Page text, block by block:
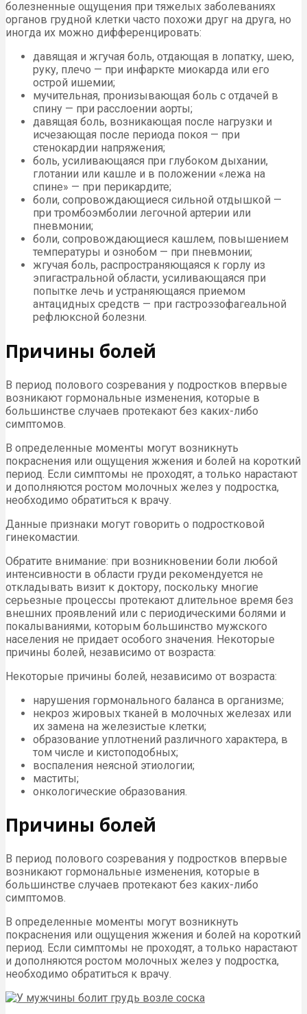
болезненные ощущения при тяжелых заболеваниях
органов грудной клетки часто похожи друг на друга, но
иногда их можно дифференцировать:
давящая и жгучая боль, отдающая в лопатку, шею,
руку, плечо — при инфаркте миокарда или его
острой ишемии;
мучительная, пронизывающая боль с отдачей в
спину — при расслоении аорты;
давящая боль, возникающая после нагрузки и
исчезающая после периода покоя — при
стенокардии напряжения;
боль, усиливающаяся при глубоком дыхании,
глотании или кашле и в положении «лежа на
спине» — при перикардите;
боли, сопровождающиеся сильной отдышкой —
при тромбоэмболии легочной артерии или
пневмонии;
боли, сопровождающиеся кашлем, повышением
температуры и ознобом — при пневмонии;
жгучая боль, распространяющаяся к горлу из
эпигастральной области, усиливающаяся при
попытке лечь и устраняющаяся приемом
антацидных средств — при гастроэзофагеальной
рефлюксной болезни.
Причины болей
В период полового созревания у подростков впервые
возникают гормональные изменения, которые в
большинстве случаев протекают без каких-либо
симптомов.
В определенные моменты могут возникнуть
покраснения или ощущения жжения и болей на короткий
период. Если симптомы не проходят, а только нарастают
и дополняются ростом молочных желез у подростка,
необходимо обратиться к врачу.
Данные признаки могут говорить о подростковой
гинекомастии.
Обратите внимание: при возникновении боли любой
интенсивности в области груди рекомендуется не
откладывать визит к доктору, поскольку многие
серьезные процессы протекают длительное время без
внешних проявлений или с периодическими болями и
покалываниями, которым большинство мужского
населения не придает особого значения. Некоторые
причины болей, независимо от возраста:
Некоторые причины болей, независимо от возраста:
нарушения гормонального баланса в организме;
некроз жировых тканей в молочных железах или
их замена на железистые клетки;
образование уплотнений различного характера, в
том числе и кистоподобных;
воспаления неясной этиологии;
маститы;
онкологические образования.
Причины болей
В период полового созревания у подростков впервые
возникают гормональные изменения, которые в
большинстве случаев протекают без каких-либо
симптомов.
В определенные моменты могут возникнуть
покраснения или ощущения жжения и болей на короткий
период. Если симптомы не проходят, а только нарастают
и дополняются ростом молочных желез у подростка,
необходимо обратиться к врачу.